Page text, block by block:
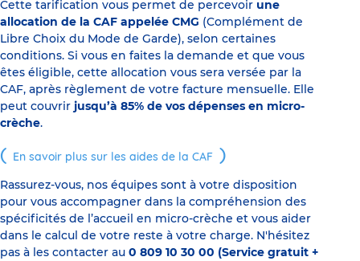
Cette tarification vous permet de percevoir une
allocation de la CAF appelée CMG (Complément de
Libre Choix du Mode de Garde), selon certaines
conditions. Si vous en faites la demande et que vous
êtes éligible, cette allocation vous sera versée par la
CAF, après règlement de votre facture mensuelle. Elle
peut couvrir jusqu’à 85% de vos dépenses en micro-
crèche.
En savoir plus sur les aides de la CAF
Rassurez-vous, nos équipes sont à votre disposition
pour vous accompagner dans la compréhension des
spécificités de l’accueil en micro-crèche et vous aider
dans le calcul de votre reste à votre charge. N'hésitez
pas à les contacter au 0 809 10 30 00 (Service gratuit +